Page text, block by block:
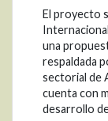
El proyecto
una
respaldada
sectorial de
cuenta con
desarrollo